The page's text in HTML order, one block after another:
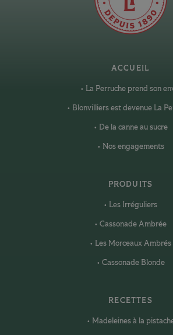
ACCUEIL
La Perruche prend son
Blonvilliers est devenue La
De la canne au sucre
Nos engagements
PRODUITS
Les Irréguliers
Cassonade Ambrée
Les Morceaux Ambrés
Cassonade Blonde
RECETTES
Madeleines à la